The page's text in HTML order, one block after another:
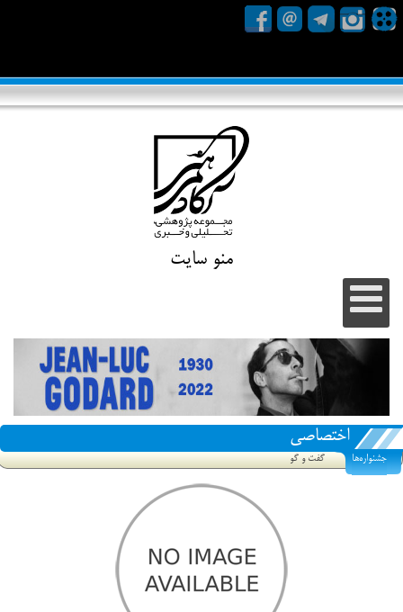
منو سایت
اختصاصی
جشنواره‌ها گفت و گو